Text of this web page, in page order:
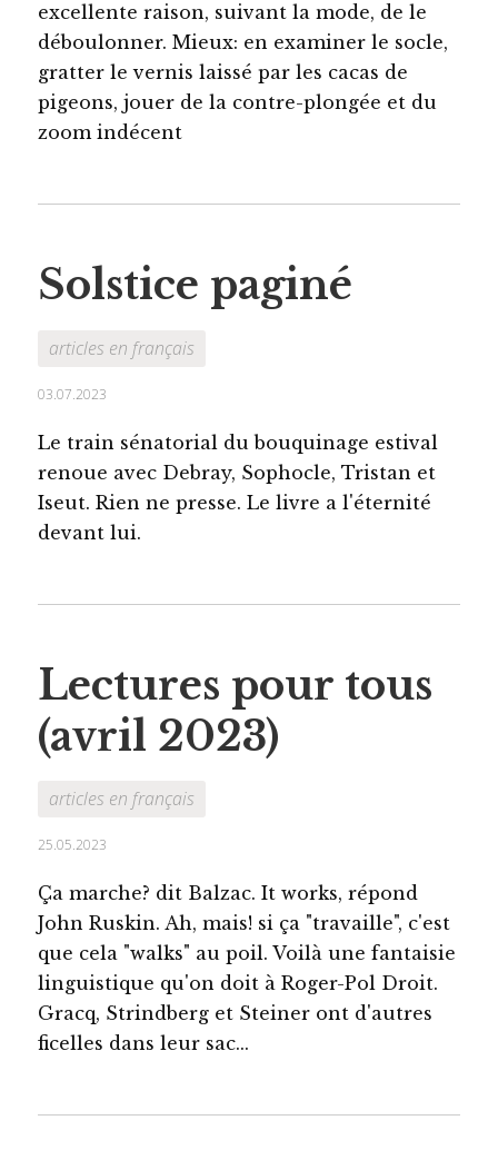
excellente raison, suivant la mode, de le
déboulonner. Mieux: en examiner le socle,
gratter le vernis laissé par les cacas de
pigeons, jouer de la contre-plongée et du
zoom indécent
Solstice paginé
articles en français
03.07.2023
Le train sénatorial du bouquinage estival
renoue avec Debray, Sophocle, Tristan et
Iseut. Rien ne presse. Le livre a l'éternité
devant lui.
Lectures pour tous
(avril 2023)
articles en français
25.05.2023
Ça marche? dit Balzac. It works, répond
John Ruskin. Ah, mais! si ça "travaille", c'est
que cela "walks" au poil. Voilà une fantaisie
linguistique qu'on doit à Roger-Pol Droit.
Gracq, Strindberg et Steiner ont d'autres
ficelles dans leur sac...